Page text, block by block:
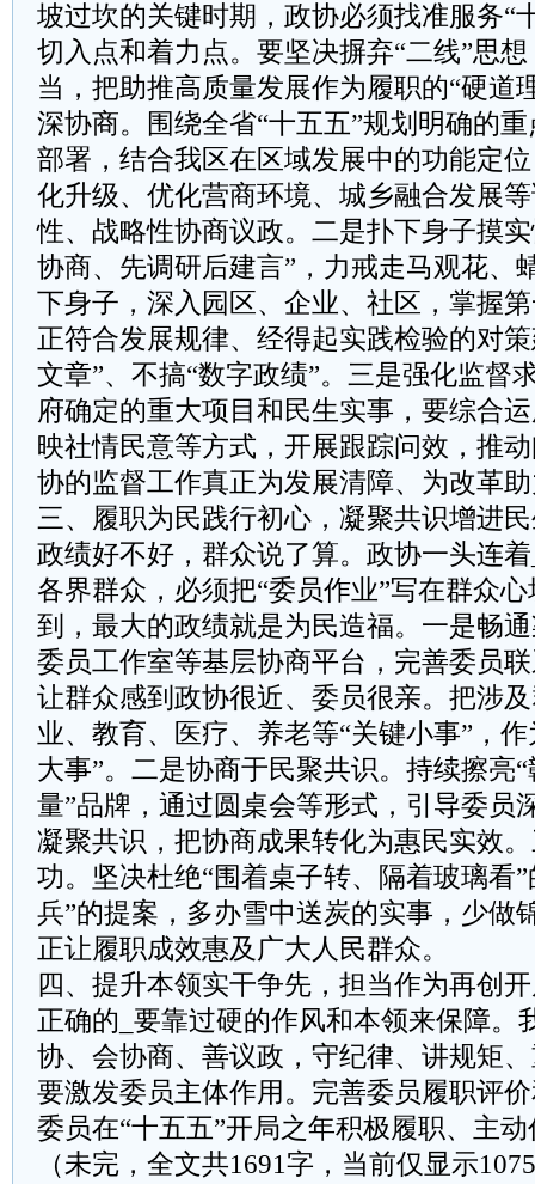
坡过坎的关键时期，政协必须找准服务“
切入点和着力点。要坚决摒弃“二线”思想
当，把助推高质量发展作为履职的“硬道
深协商。围绕全省“十五五”规划明确的
部署，结合我区在区域发展中的功能定
化升级、优化营商环境、城乡融合发展
性、战略性协商议政。二是扑下身子摸
协商、先调研后建言”，力戒走马观花、
下身子，深入园区、企业、社区，掌握
正符合发展规律、经得起实践检验的对
文章”、不搞“数字政绩”。三是强化监督
府确定的重大项目和民生实事，要综合
映社情民意等方式，开展跟踪问效，推
协的监督工作真正为发展清障、为改革
三、履职为民践行初心，凝聚共识增进
政绩好不好，群众说了算。政协一头连
各界群众，必须把“委员作业”写在群众
到，最大的政绩就是为民造福。一是畅
委员工作室等基层协商平台，完善委员
让群众感到政协很近、委员很亲。把涉
业、教育、医疗、养老等“关键小事”，
大事”。二是协商于民聚共识。持续擦亮
量”品牌，通过圆桌会等形式，引导委员
凝聚共识，把协商成果转化为惠民实效
功。坚决杜绝“围着桌子转、隔着玻璃看
兵”的提案，多办雪中送炭的实事，少做
正让履职成效惠及广大人民群众。
四、提升本领实干争先，担当作为再创
正确的_要靠过硬的作风和本领来保障。
协、会协商、善议政，守纪律、讲规矩
要激发委员主体作用。完善委员履职评
委员在“十五五”开局之年积极履职、主
（未完，全文共1691字，当前仅显示